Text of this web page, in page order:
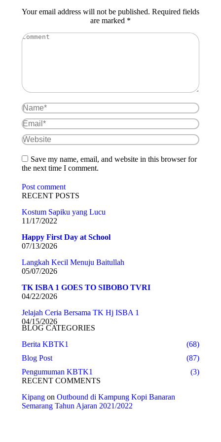
Your email address will not be published. Required fields
are marked *
Comment
Name *
Email *
Website
Save my name, email, and website in this browser for
the next time I comment.
Post comment
RECENT POSTS
Kostum Sapiku yang Lucu
11/17/2022
Happy First Day at School
07/13/2026
Langkah Kecil Menuju Baitullah
05/07/2026
TK ISBA 1 GOES TO SIBOBO TVRI
04/22/2026
Jelajah Ceria Bersama TK Hj ISBA 1
04/15/2026
BLOG CATEGORIES
Berita KBTK1
(68)
Blog Post
(87)
Pengumuman KBTK1
(3)
RECENT COMMENTS
Kipang on Outbound di Kampung Kopi Banaran
Semarang Tahun Ajaran 2021/2022